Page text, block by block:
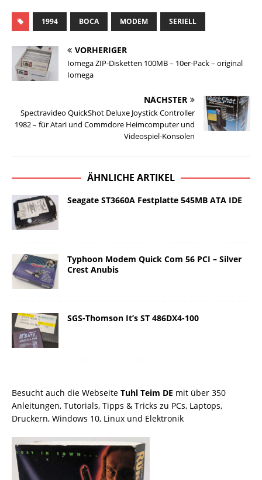
1994 BOCA MODEM SERIELL
VORHERIGER
Iomega ZIP-Disketten 100MB – 10er-Pack – original
Iomega
NÄCHSTER
Spectravideo QuickShot Deluxe Joystick Controller
1982 – für Atari und Commdore Heimcomputer und
Videospiel-Konsolen
ÄHNLICHE ARTIKEL
Seagate ST3660A Festplatte 545MB ATA IDE
Typhoon Modem Quick Com 56 PCI – Silver
Crest Anubis
SGS-Thomson It’s ST 486DX4-100
Besucht auch die Webseite Tuhl Teim DE mit über 350
Anleitungen, Tutorials, Tipps & Tricks zu PCs, Laptops,
Druckern, Windows 10, Linux und Elektronik